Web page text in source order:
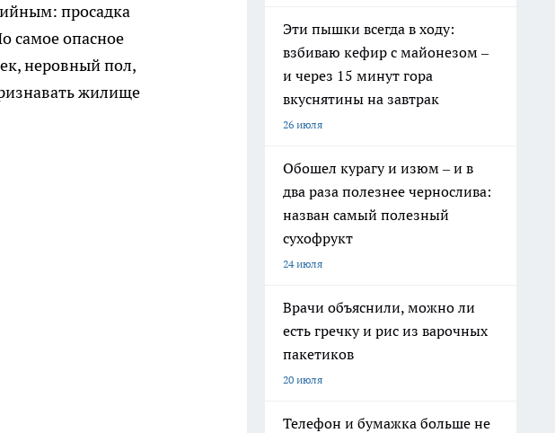
просадка
самое опасное
неровный пол,
жилище
Эти пышки всегда в ходу:
взбиваю кефир с майонезом –
и через 15 минут гора
вкуснятины на завтрак
26 июля
Обошел курагу и изюм – и в
два раза полезнее чернослива:
назван самый полезный
сухофрукт
24 июля
Врачи объяснили, можно ли
есть гречку и рис из варочных
пакетиков
20 июля
Телефон и бумажка больше не